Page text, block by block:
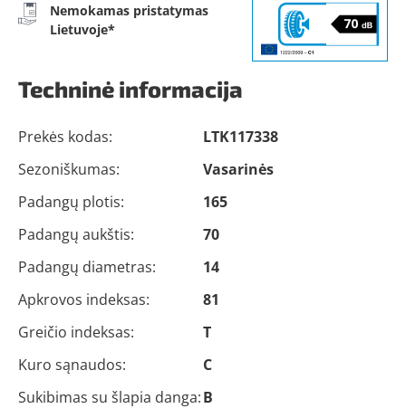
Nemokamas pristatymas
Lietuvoje*
Techninė informacija
Prekės kodas:
LTK117338
Sezoniškumas:
Vasarinės
Padangų plotis:
165
Padangų aukštis:
70
Padangų diametras:
14
Apkrovos indeksas:
81
Greičio indeksas:
T
Kuro sąnaudos:
C
Sukibimas su šlapia danga:B